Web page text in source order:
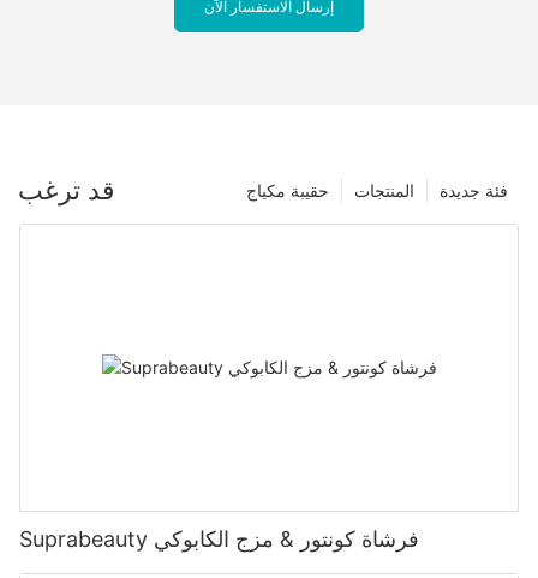
إرسال الاستفسار الآن
قد ترغب فئة جديدة المنتجات حقيبة مكياج
Suprabeauty فرشاة كونتور & مزج الكابوكي